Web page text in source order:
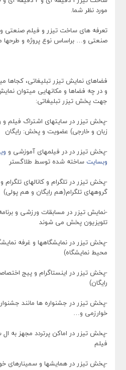
مورد نظر شما.
تعرفه های ساخت تیزر و فیلم صنعتی
صنعتی و… براساس نوع پروژه و طرحها
فضاهای نمایش تیزر تبلیغاتی، کجاها
و در چه فضاها و مکانهایی میتوان
جهت پخش تیزر تبلیغاتی:
-پخش تیزر در سایتهای اشتراک فیلم و
زبان و خارجی) عضویت و پخش: رایگان
-پخش تیزر در در فیلمهای آموزشی و
وبسایت ساخته شده توسط طلاگستر
-پخش تیزر در تلگرام و کانالهای
گروههای تلگرام(هم رایگان و هم پولی)
-نمایش تیزر در مسابقات ورزشی و
تلویزیون پخش می شوند
-پخش تیزر در نمایشگاهها و غرفه
محیط نمایشگاه)
-پخش تیزر در اینستاگرام و پیج
رایگان)
-پخش تیزر در جشنواره ها مانند
خوارزمی و…
-پخش تیزر در اماکن پرتردد مجهز به
فیلم
-پخش تیزر در همایشها و سمینارهای